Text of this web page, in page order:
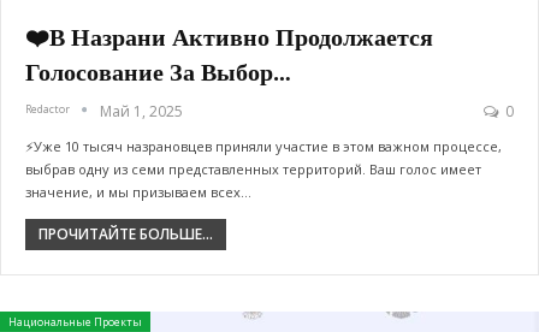
❤️В Назрани Активно Продолжается
Голосование За Выбор…
Redactor Май 1, 2025 0
⚡️Уже 10 тысяч назрановцев приняли участие в этом важном процессе,
выбрав одну из семи представленных территорий. Ваш голос имеет
значение, и мы призываем всех…
ПРОЧИТАЙТЕ БОЛЬШЕ...
Национальные Проекты